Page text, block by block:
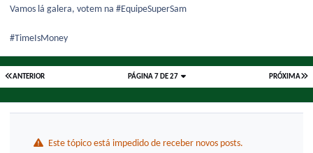
Vamos lá galera, votem na #EquipeSuperSam
#TimeIsMoney
ANTERIOR PRÓXIMA
PÁGINA 7 DE 27
Este tópico está impedido de receber novos posts.